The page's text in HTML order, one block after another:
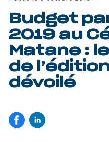
Budget
2019 au
Matane :
de
dévoilé